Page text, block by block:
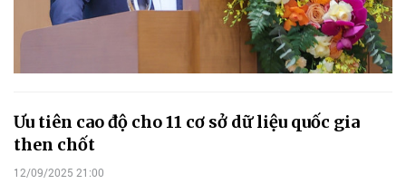
Ưu tiên cao độ cho 11 cơ sở dữ liệu quốc gia
then chốt
12/09/2025 21:00